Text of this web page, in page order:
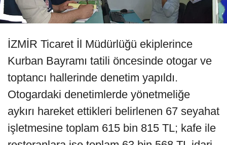
İZMİR Ticaret İl Müdürlüğü ekiplerince
Kurban Bayramı tatili öncesinde otogar ve
toptancı hallerinde denetim yapıldı.
Otogardaki denetimlerde yönetmeliğe
aykırı hareket ettikleri belirlenen 67 seyahat
işletmesine toplam 615 bin 815 TL; kafe ile